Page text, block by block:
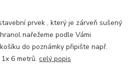
prvek , který je zárveň sušený
nařežeme podle Vámi
do poznámky připište např.
1x 6 metrů.celý popis